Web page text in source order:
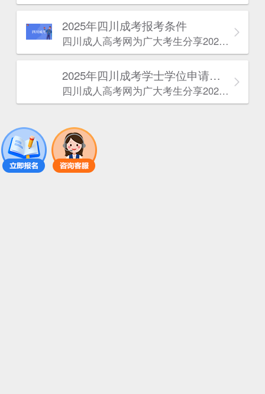
2025年‌‌‌‌四川成考报考条件
四川成人高考网​为广大考生分享2025年‌‌‌‌四川成考报考条件。为广大在职人员和社会人士提供学历提升的机会。更多四川成考考试信息，欢迎在线访问四川成人高考网。
2025年‌‌‌‌四川成考学士学位申请条件
四川成人高考网​为广大考生分享2025年‌‌‌‌四川成考学士学位申请条件。为广大在职人员和社会人士提供学历提升的机会。更多四川成考考试信息，欢迎在线访问四川成人高考网。